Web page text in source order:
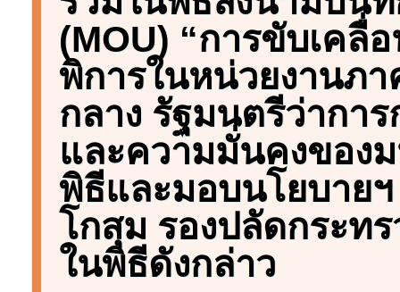
(MOU) “การขับเคลื่
พิการในหน่วยงานภ
กลาง รัฐมนตรีว่ากา
และความมั่นคงของ
พิธีและมอบนโยบาย
โกสุม รองปลัดกระท
ในพิธีดังกล่าว